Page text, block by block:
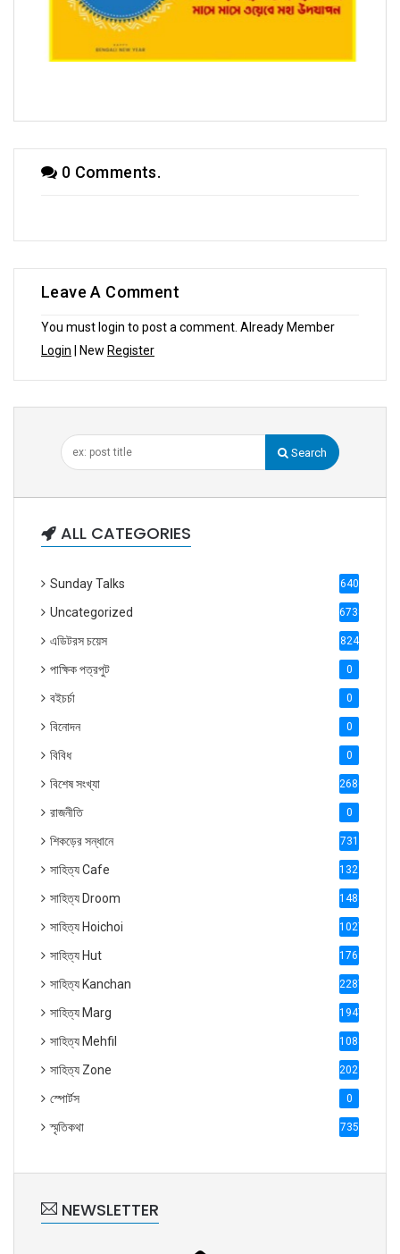
0 Comments.
Leave A Comment
You must login to post a comment. Already Member
Login | New Register
Search
ALL CATEGORIES
Sunday Talks 640
Uncategorized 6738
এডিটরস চয়েস 824
পাক্ষিক পত্রপুট 0
বইচর্চা 0
বিনোদন 0
বিবিধ 0
বিশেষ সংখ্যা 2686
রাজনীতি 0
শিকড়ের সন্ধানে 731
সাহিত্য Cafe 1321
সাহিত্য Droom 1488
সাহিত্য Hoichoi 1027
সাহিত্য Hut 1769
সাহিত্য Kanchan 2287
সাহিত্য Marg 1947
সাহিত্য Mehfil 1088
সাহিত্য Zone 2028
স্পোর্টস 0
স্মৃতিকথা 735
NEWSLETTER